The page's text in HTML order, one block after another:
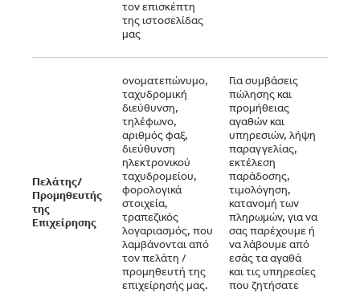
τον επισκέπτη
της ιστοσελίδας
μας
Πελάτης/
Προμηθευτής
της
Επιχείρησης
ονοματεπώνυμο,
ταχυδρομική
διεύθυνση,
τηλέφωνο,
αριθμός φαξ,
διεύθυνση
ηλεκτρονικού
ταχυδρομείου,
φορολογικά
στοιχεία,
τραπεζικός
λογαριασμός, που
λαμβάνονται από
τον πελάτη /
προμηθευτή της
επιχείρησής μας.
Για συμβάσεις
πώλησης και
προμήθειας
αγαθών και
υπηρεσιών, λήψη
παραγγελίας,
εκτέλεση
παράδοσης,
τιμολόγηση,
κατανομή των
πληρωμών, για να
σας παρέχουμε ή
να λάβουμε από
εσάς τα αγαθά
και τις υπηρεσίες
που ζητήσατε